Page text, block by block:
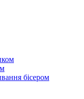
бісером